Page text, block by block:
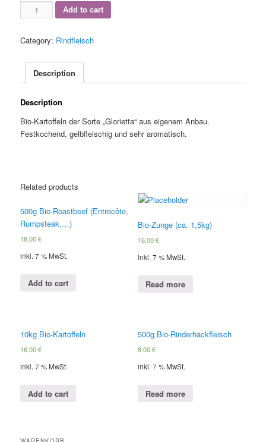
2,5kg
Bio-
quantity
Add to cart
Category: Rindfleisch
Description
Description
Bio-Kartoffeln der Sorte „Glorietta“ aus eigenem Anbau.
Festkochend, gelbfleischig und sehr aromatisch.
Related products
500g Bio-Roastbeef (Entrecôte,
Rumpsteak,…)
18,00€
inkl. 7 % MwSt.
Add to cart
Bio-Zunge (ca. 1,5kg)
16,00€
inkl. 7 % MwSt.
Read more
10kg Bio-Kartoffeln
16,00€
inkl. 7 % MwSt.
Add to cart
500g Bio-Rinderhackfleisch
8,00€
inkl. 7 % MwSt.
Read more